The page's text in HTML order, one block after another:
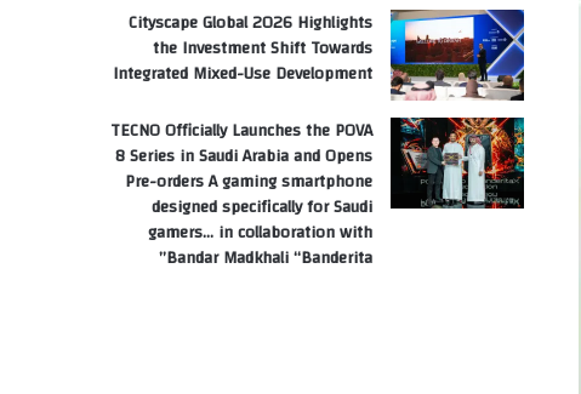
Cityscape Global 2026 Highlights
the Investment Shift Towards
Integrated Mixed-Use Development
TECNO Officially Launches the POVA
8 Series in Saudi Arabia and Opens
Pre-orders A gaming smartphone
designed specifically for Saudi
gamers… in collaboration with
Bandar Madkhali “Banderita”